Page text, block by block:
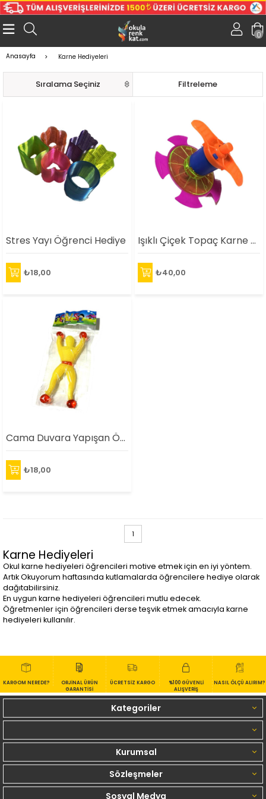
0
Anasayfa Karne Hediyeleri
Filtreleme
Sıralama
Stres Yayı Öğrenci Hediye
₺18,00
Işıklı Çiçek Topaç Karne Hediyesi
₺40,00
Cama Duvara Yapışan Örümcek Adam Oyuncak
₺18,00
1
Karne Hediyeleri
Okul karne hediyeleri öğrencileri motive etmek için en iyi yöntem.
Artık Okuyorum haftasında kutlamalarda öğrencilere hediye olarak
dağıtabilirsiniz.
En uygun karne hediyeleri öğrencileri mutlu edecek.
Öğretmenler için öğrencileri derse teşvik etmek amacıyla karne
hediyeleri kullanılır.
KARGOM NEREDE?
ORJİNAL ÜRÜN
GARANTİSİ
ÜCRETSİZ KARGO
%100 GÜVENLİ
ALIŞVERİŞ
NASIL ÖLÇÜ ALIRIM?
Kategoriler
Kurumsal
Sözleşmeler
Sosyal Medya